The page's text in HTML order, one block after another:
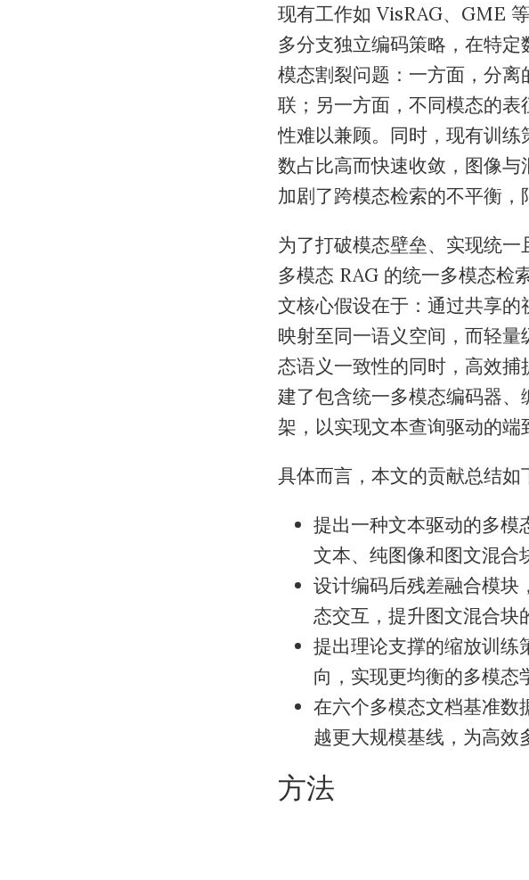
现有工作如 VisRAG、GME
多分支独立编码策略，在特
模态割裂问题：一方面，分
联；另一方面，不同模态的
性难以兼顾。同时，现有训
数占比高而快速收敛，图像
加剧了跨模态检索的不平衡，
为了打破模态壁垒、实现统
多模态 RAG 的统一多模态检
文核心假设在于：通过共享
映射至同一语义空间，而轻
态语义一致性的同时，高效
建了包含统一多模态编码器
架，以实现文本查询驱动的端
具体而言，本文的贡献总结如
提出一种文本驱动的多模
文本、纯图像和图文混合
设计编码后残差融合模块
态交互，提升图文混合块
提出理论支撑的缩放训练
向，实现更均衡的多模态
在六个多模态文档基准数
越更大规模基线，为高效
方法